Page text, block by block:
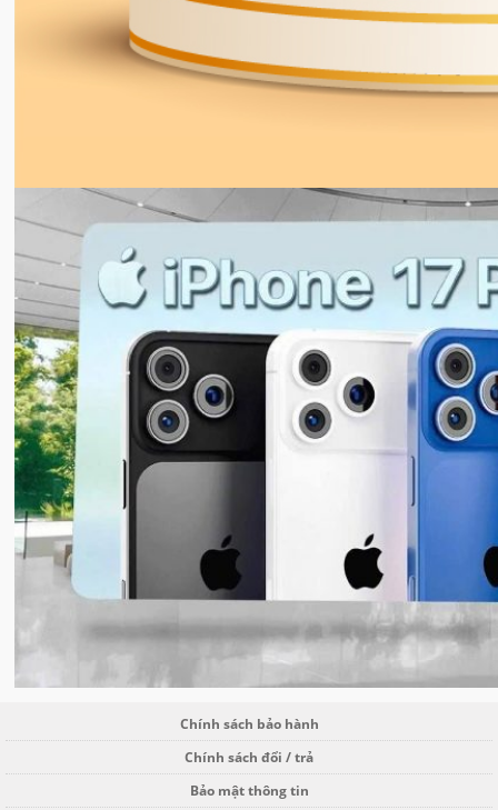
Chính sách bảo hành
Chính sách đổi / trả
Bảo mật thông tin